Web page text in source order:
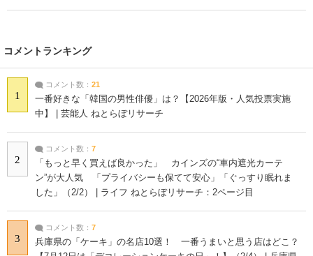
コメントランキング
1
コメント数： 21
一番好きな「韓国の男性俳優」は？【2026年版・人気投票実施
中】 | 芸能人 ねとらぼリサーチ
2
コメント数： 7
「もっと早く買えば良かった」 カインズの“車内遮光カーテ
ン”が大人気 「プライバシーも保てて安心」「ぐっすり眠れま
した」（2/2） | ライフ ねとらぼリサーチ：2ページ目
3
コメント数： 7
兵庫県の「ケーキ」の名店10選！ 一番うまいと思う店はどこ？